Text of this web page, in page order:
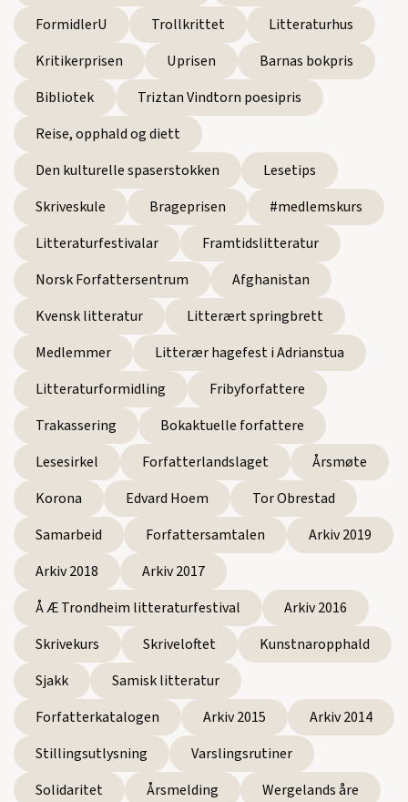
FormidlerU
Trollkrittet
Litteraturhus
Kritikerprisen
Uprisen
Barnas bokpris
Bibliotek
Triztan Vindtorn poesipris
Reise, opphald og diett
Den kulturelle spaserstokken
Lesetips
Skriveskule
Brageprisen
#medlemskurs
Litteraturfestivalar
Framtidslitteratur
Norsk Forfattersentrum
Afghanistan
Kvensk litteratur
Litterært springbrett
Medlemmer
Litterær hagefest i Adrianstua
Litteraturformidling
Fribyforfattere
Trakassering
Bokaktuelle forfattere
Lesesirkel
Forfatterlandslaget
Årsmøte
Korona
Edvard Hoem
Tor Obrestad
Samarbeid
Forfattersamtalen
Arkiv 2019
Arkiv 2018
Arkiv 2017
Å Æ Trondheim litteraturfestival
Arkiv 2016
Skrivekurs
Skriveloftet
Kunstnaropphald
Sjakk
Samisk litteratur
Forfatterkatalogen
Arkiv 2015
Arkiv 2014
Stillingsutlysning
Varslingsrutiner
Solidaritet
Årsmelding
Wergelands åre